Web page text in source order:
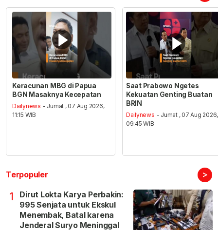
Keracunan MBG di Papua
BGN Masaknya Kecepatan
Dailynews - Jumat , 07 Aug 2026,
11:15 WIB
Saat Prabowo Ngetes
Kekuatan Genting Buatan
BRIN
Dailynews - Jumat , 07 Aug 2026,
09:45 WIB
Terpopuler >
1
Dirut Lokta Karya Perbakin:
995 Senjata untuk Ekskul
Menembak, Batal karena
Jenderal Suryo Meninggal